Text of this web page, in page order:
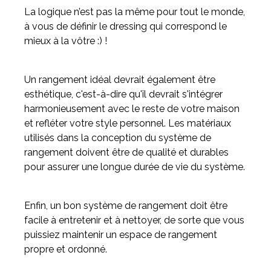
La logique n’est pas la même pour tout le monde,
à vous de définir le dressing qui correspond le
mieux à la vôtre :) !
Un rangement idéal devrait également être
esthétique, c'est-à-dire qu'il devrait s'intégrer
harmonieusement avec le reste de votre maison
et refléter votre style personnel. Les matériaux
utilisés dans la conception du système de
rangement doivent être de qualité et durables
pour assurer une longue durée de vie du système.
Enfin, un bon système de rangement doit être
facile à entretenir et à nettoyer, de sorte que vous
puissiez maintenir un espace de rangement
propre et ordonné.